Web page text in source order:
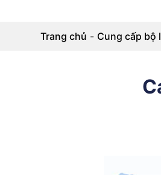
Trang chủ - Cung cấp bộ